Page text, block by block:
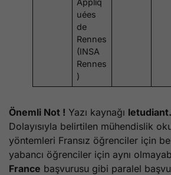
uées
de
Rennes
(INSA
Rennes
)
Önemli Not ! Yazı kaynağı
Dolayısıyla belirtilen mühendislik
yöntemleri Fransız öğrenciler için
yabancı öğrenciler için aynı
France başvurusu gibi paralel